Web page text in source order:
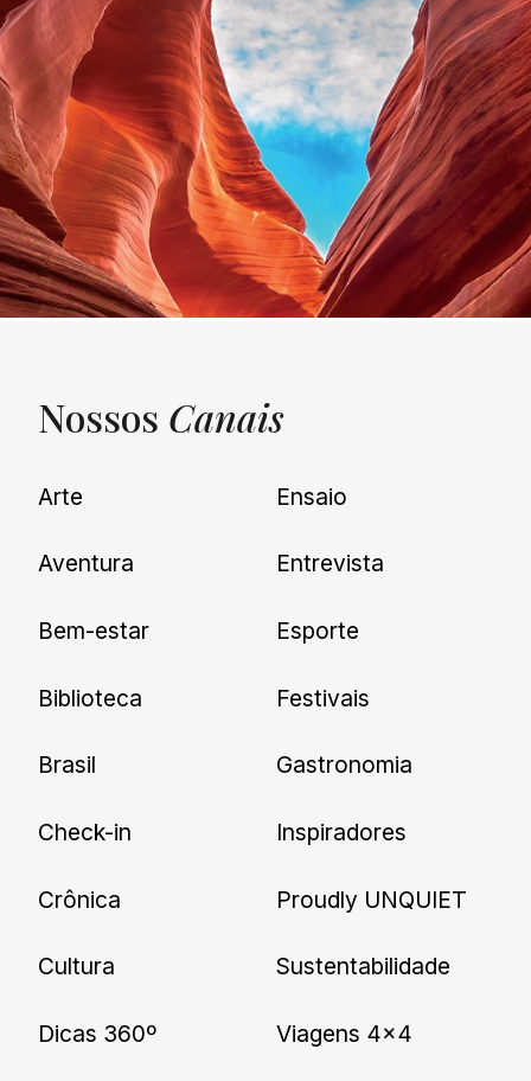
UNQUIET
Newsletter
nossas novidades.
Nossos Canais
Arte
Aventura
Bem-estar
Biblioteca
Brasil
Check-in
Crônica
Cultura
Dicas 360º
Ensaio
Entrevista
Esporte
Festivais
Gastronomia
Inspiradores
Proudly UNQUIET
Sustentabilidade
Viagens 4×4